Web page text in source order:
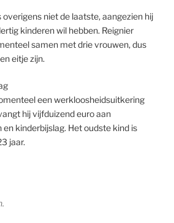
overigens niet de laatste, aangezien hij
kinderen wil hebben. Reignier
samen met drie vrouwen, dus
eitje zijn.
een werkloosheidsuitkering
hij vijfduizend euro aan
en kinderbijslag. Het oudste kind is
jaar.